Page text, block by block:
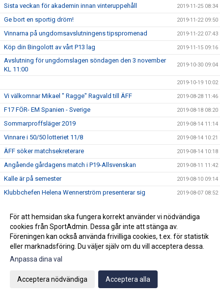
Sista veckan för akademin innan vinteruppehåll 2019-11-25 08:34
Ge bort en sportig dröm! 2019-11-22 09:50
Vinnarna på ungdomsavslutningens tipspromenad 2019-11-22 07:43
Köp din Bingolott av vårt P13 lag 2019-11-15 09:16
Avslutning för ungdomslagen söndagen den 3 november
KL 11:00
2019-10-30 09:04
2019-10-19 10:02
Vi välkomnar Mikael " Ragge" Ragvald till ÄFF 2019-08-28 11:46
F17 FÖR- EM Spanien - Sverige 2019-08-18 08:20
Sommarproffsläger 2019 2019-08-14 11:14
Vinnare i 50/50 lotteriet 11/8 2019-08-14 10:21
ÄFF söker matchsekreterare 2019-08-14 10:18
Angående gårdagens match i P19-Allsvenskan 2019-08-11 11:42
Kalle är på semester 2019-08-10 09:14
Klubbchefen Helena Wennerström presenterar sig 2019-08-07 08:52
ÄFF söker matchsekreterare 2019-08-01 13:00
Flera lag drar igång igen 2019-07-22 14:01
Bemanning på våra kanslier i sommar 2019-07-04 08:02
Vinnare i 50/50 lotteriet 29/6
Lyckad Sisters Football Cup
För att hemsidan ska fungera korrekt använder vi nödvändiga
cookies från SportAdmin. Dessa går inte att stänga av.
Föreningen kan också använda frivilliga cookies, t.ex. för statistik
eller marknadsföring. Du väljer själv om du vill acceptera dessa.
Anpassa dina val
Acceptera nödvändiga Acceptera alla